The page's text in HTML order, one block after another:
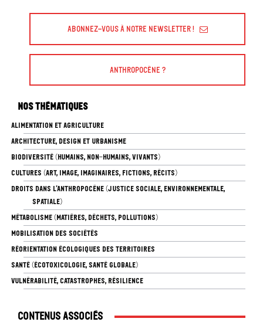
Abonnez-vous à Notre Newsletter !
Anthropocène ?
Nos thématiques
ALIMENTATION ET AGRICULTURE
ARCHITECTURE, DESIGN ET URBANISME
BIODIVERSITÉ (HUMAINS, NON-HUMAINS, VIVANTS)
CULTURES (ART, IMAGE, IMAGINAIRES, FICTIONS, RÉCITS)
DROITS DANS L’ANTHROPOCÈNE (JUSTICE SOCIALE, ENVIRONNEMENTALE,
SPATIALE)
MÉTABOLISME (MATIÈRES, DÉCHETS, POLLUTIONS)
MOBILISATION DES SOCIÉTÉS
RÉORIENTATION ÉCOLOGIQUES DES TERRITOIRES
SANTÉ (ÉCOTOXICOLOGIE, SANTÉ GLOBALE)
VULNÉRABILITÉ, CATASTROPHES, RÉSILIENCE
Contenus associés